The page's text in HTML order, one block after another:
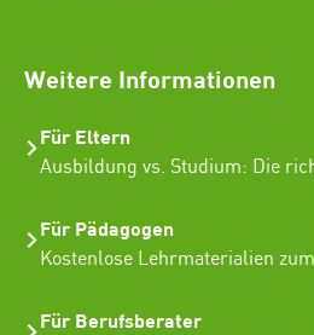
Weitere Informationen
Für Eltern
Ausbildung vs. Studium: Die
Für Pädagogen
Kostenlose Lehrmaterialien
Für Berufsberater